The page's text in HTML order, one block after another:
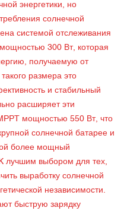
энергетики, но
солнечной
системой отслеживания
300 Вт, которая
получаемую от
размера это
и стабильный
расширяет эти
мощностью 550 Вт, что
солнечной батарее и
более мощный
лучшим выбором для тех,
выработку солнечной
независимости.
быструю зарядку